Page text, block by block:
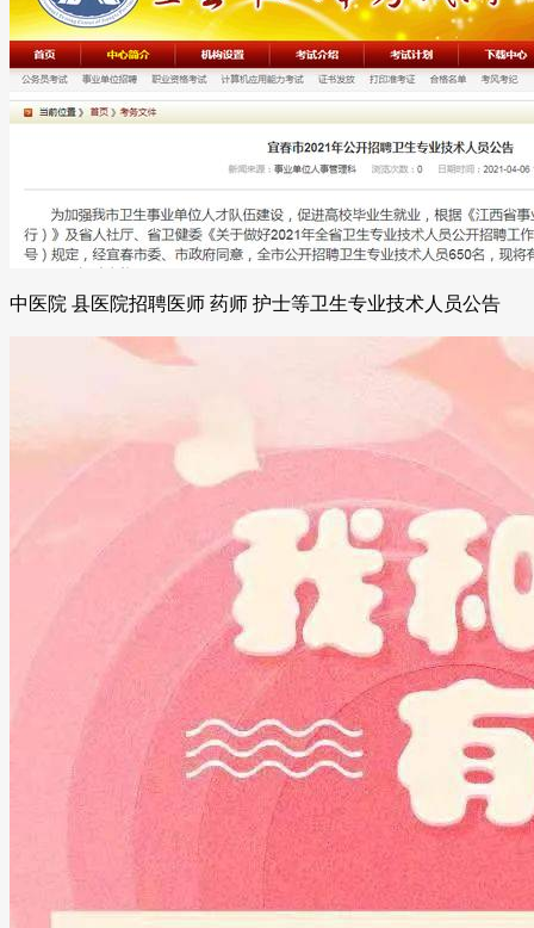
中医院 县医院招聘医师 药师 护士等卫生专业技术人员公告